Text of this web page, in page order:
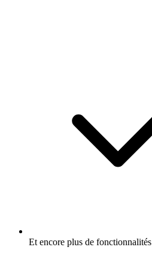
Et encore plus de fonctionnalités